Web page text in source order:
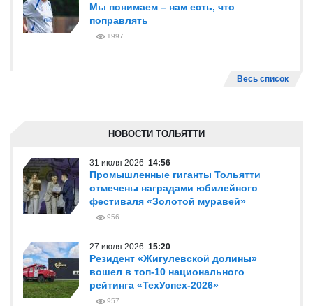
Мы понимаем – нам есть, что
поправлять
1997
Весь список
НОВОСТИ ТОЛЬЯТТИ
31 июля 2026 14:56
Промышленные гиганты Тольятти
отмечены наградами юбилейного
фестиваля «Золотой муравей»
956
27 июля 2026 15:20
Резидент «Жигулевской долины»
вошел в топ-10 национального
рейтинга «ТехУспех-2026»
957